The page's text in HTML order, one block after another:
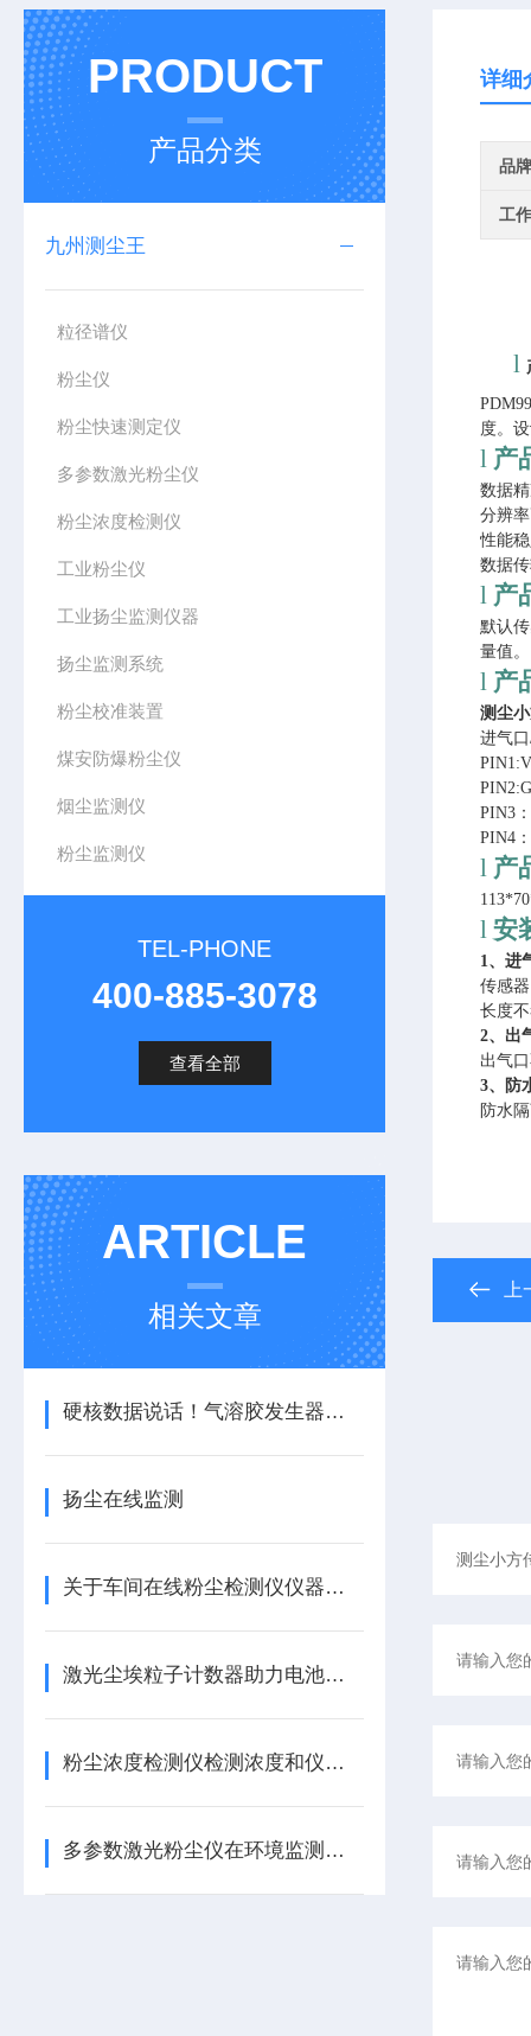
PRODUCT
产品分类
九州测尘王
粒径谱仪
粉尘仪
粉尘快速测定仪
多参数激光粉尘仪
粉尘浓度检测仪
工业粉尘仪
工业扬尘监测仪器
扬尘监测系统
粉尘校准装置
煤安防爆粉尘仪
烟尘监测仪
粉尘监测仪
TEL-PHONE
400-885-3078
查看全部
ARTICLE
相关文章
硬核数据说话！气溶胶发生器与β粉尘监测仪强强联合。
扬尘在线监测
关于车间在线粉尘检测仪仪器安装要求有这些需要知道的
激光尘埃粒子计数器助力电池企业生产，稳定、高效！
粉尘浓度检测仪检测浓度和仪器保养需要注意事项如下
多参数激光粉尘仪在环境监测中的重要性与应用
详细
品牌
工
l
度。
l 产
数据
分辨
性能
数据
l 产
默认
量值。
l 产
测尘
进气口
PIN3
PIN4
l 产
l 安
1、 进
传感
长度
2、 出
出气
3、
防
防水